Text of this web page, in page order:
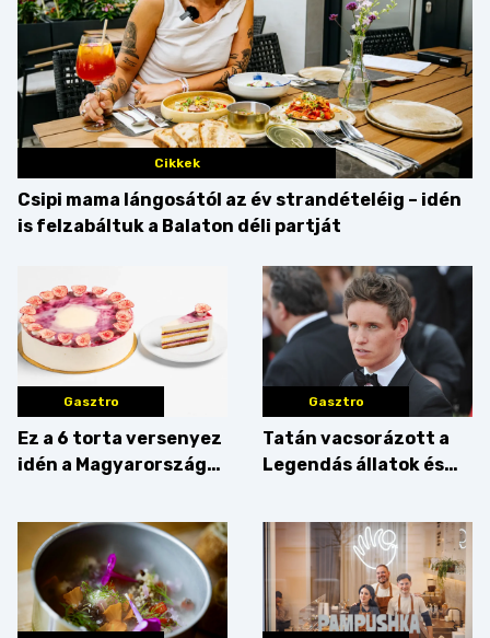
Cikkek
Csipi mama lángosától az év strandételéig – idén
is felzabáltuk a Balaton déli partját
Gasztro
Ez a 6 torta versenyez
idén a Magyarország
Gasztro
Tatán vacsorázott a
Legendás állatok és